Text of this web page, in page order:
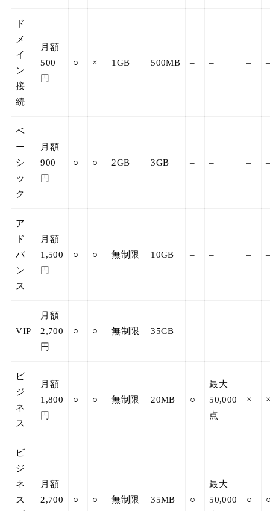
ド
メ
イ
ン
接
続
月額
500
円
○ × 1GB 500MB – – –
ベ
ー
シ
ッ
ク
月額
900
円
○ ○ 2GB 3GB – – –
ア
ド
バ
ン
ス
月額
1,500
円
○ ○ 無制限 10GB – – –
VIP
月額
2,700
円
○ ○ 無制限 35GB – – –
ビ
ジ
ネ
ス
月額
1,800
円
○ ○ 無制限 20MB ○
最大
50,000
点
×
ビ
ジ
ネ
ス
月額
2,700
○ ○ 無制限 35MB ○
最大
50,000
○